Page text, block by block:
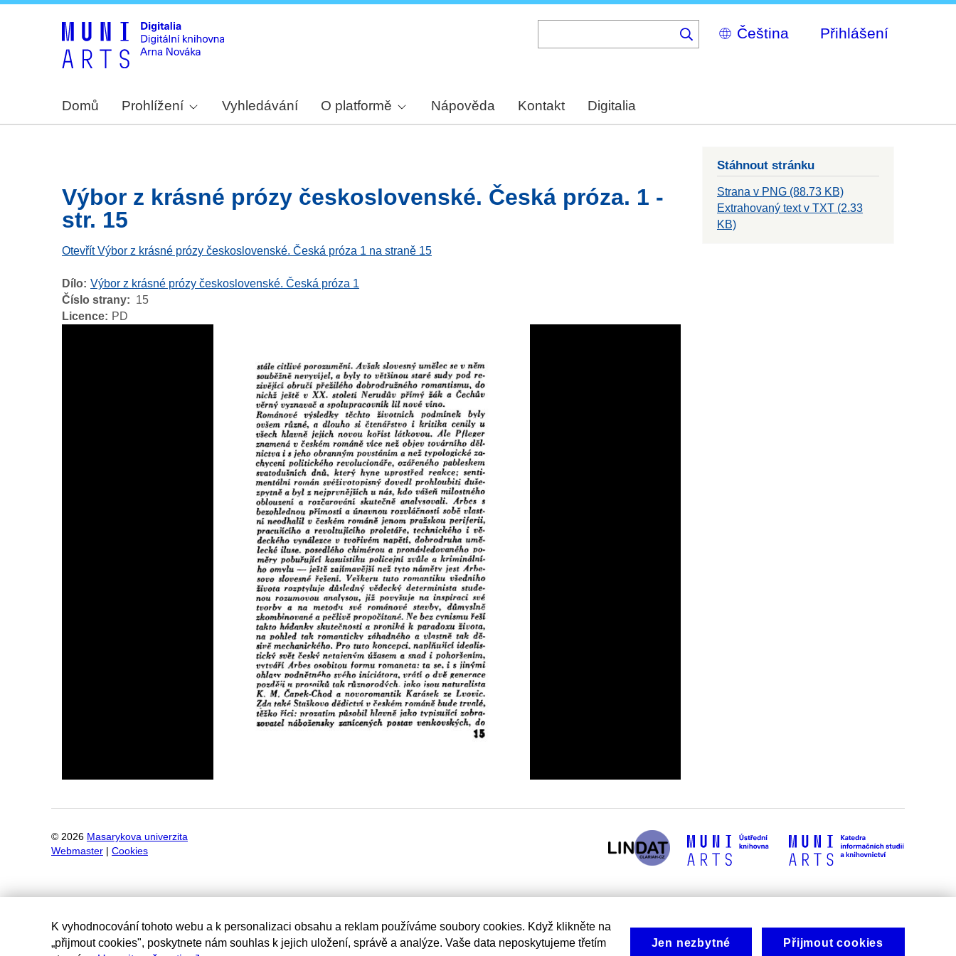
Select
your
Přihlášení
Domů Prohlížení Vyhledávání O platformě Nápověda Kontakt Digitalia
Výbor z krásné prózy československé. Česká próza. 1 -
str. 15
Otevřít Výbor z krásné prózy československé. Česká próza 1 na straně 15
Dílo Výbor z krásné prózy československé. Česká próza 1
Číslo strany
15
Licence
PD
Stáhnout stránku
Strana v PNG (88.73 KB)
Extrahovaný text v TXT (2.33
KB)
© 2026 Masarykova univerzita
Webmaster
Cookies
K vyhodnocování tohoto webu a k personalizaci obsahu a reklam používáme soubory cookies. Když klikněte na
„přijmout cookies", poskytnete nám souhlas k jejich uložení, správě a analýze. Vaše data neposkytujeme třetím
Jen nezbytné Přijmout cookies